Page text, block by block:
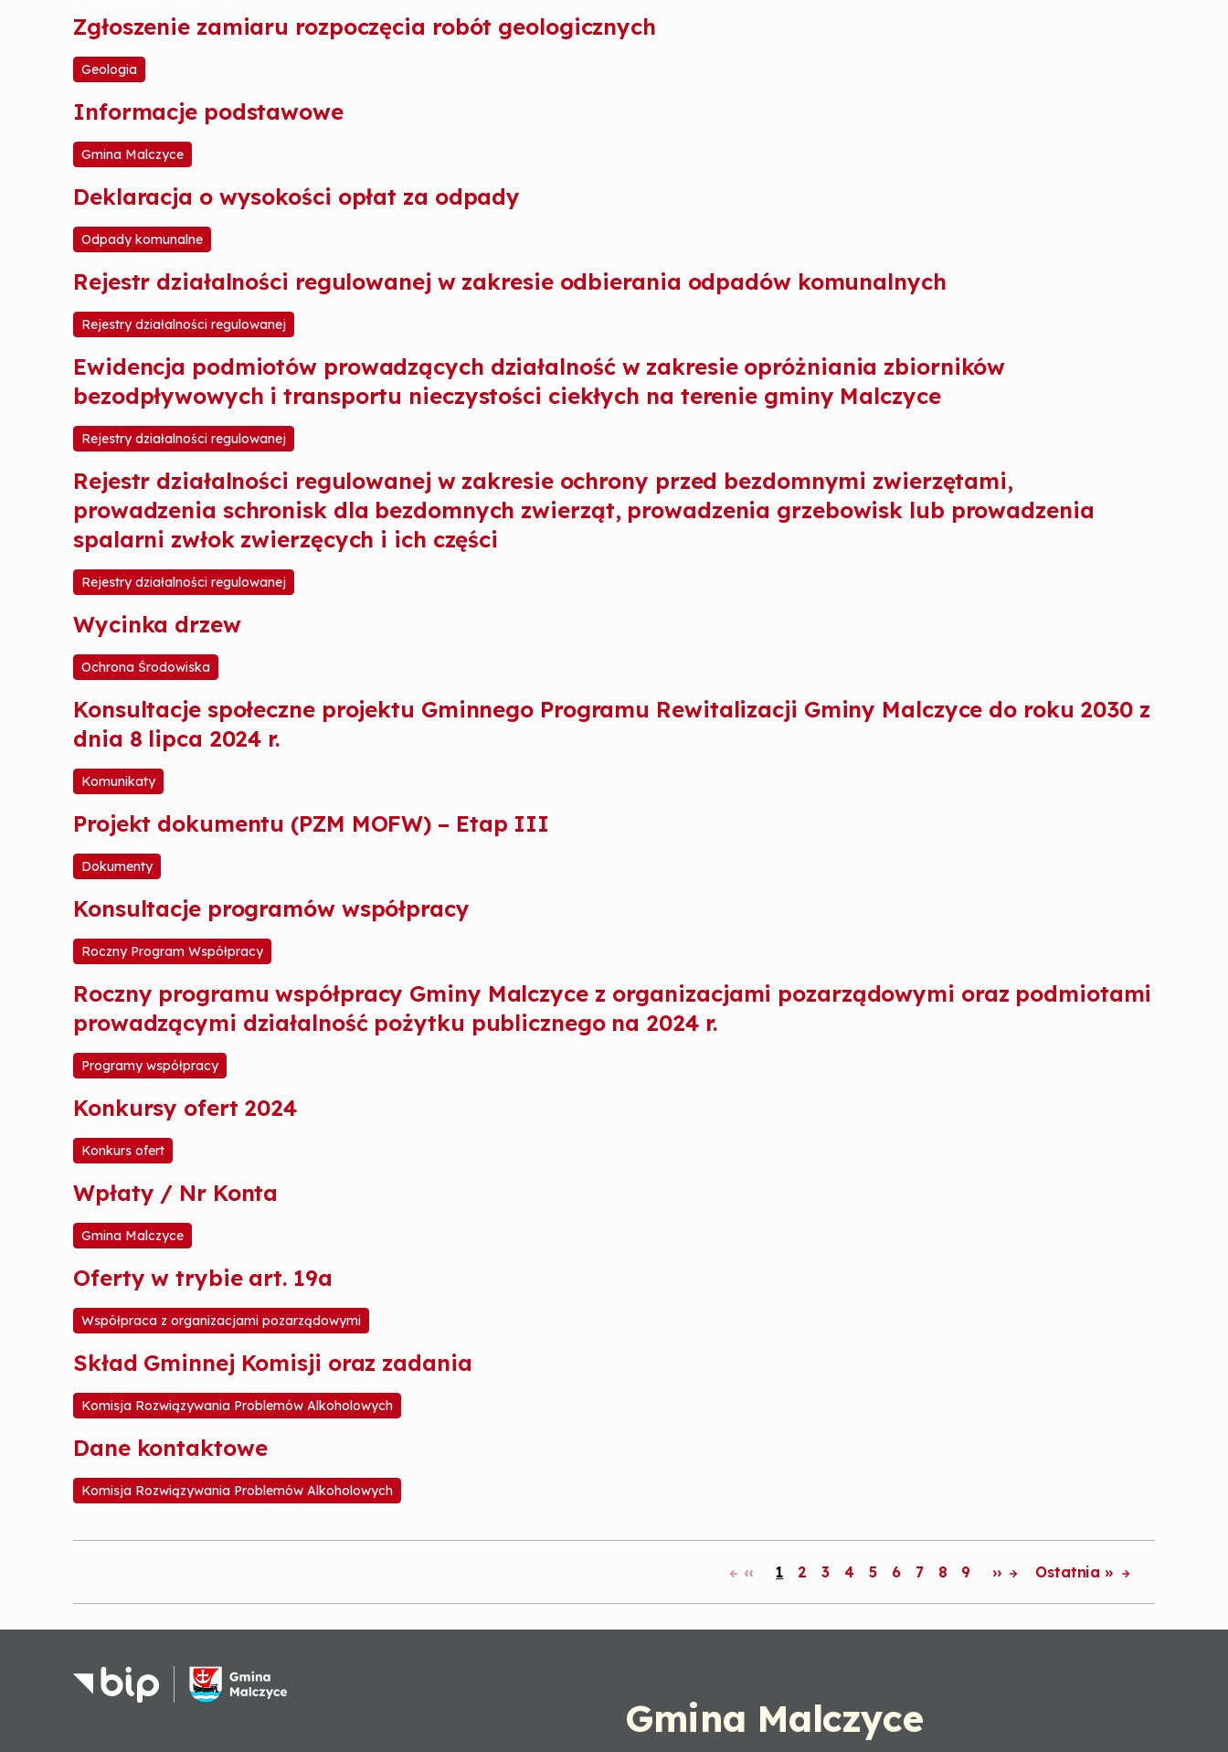
Zgłoszenie zamiaru rozpoczęcia robót geologicznych
Geologia
Informacje podstawowe
Gmina Malczyce
Deklaracja o wysokości opłat za odpady
Odpady komunalne
Rejestr działalności regulowanej w zakresie odbierania odpadów komunalnych
Rejestry działalności regulowanej
Ewidencja podmiotów prowadzących działalność w zakresie opróżniania zbiorników
bezodpływowych i transportu nieczystości ciekłych na terenie gminy Malczyce
Rejestry działalności regulowanej
Rejestr działalności regulowanej w zakresie ochrony przed bezdomnymi zwierzętami,
prowadzenia schronisk dla bezdomnych zwierząt, prowadzenia grzebowisk lub prowadzenia
spalarni zwłok zwierzęcych i ich części
Rejestry działalności regulowanej
Wycinka drzew
Ochrona Środowiska
Konsultacje społeczne projektu Gminnego Programu Rewitalizacji Gminy Malczyce do roku 2030 z
dnia 8 lipca 2024 r.
Komunikaty
Projekt dokumentu (PZM MOFW) – Etap III
Dokumenty
Konsultacje programów współpracy
Roczny Program Współpracy
Roczny programu współpracy Gminy Malczyce z organizacjami pozarządowymi oraz podmiotami
prowadzącymi działalność pożytku publicznego na 2024 r.
Programy współpracy
Konkursy ofert 2024
Konkurs ofert
Wpłaty / Nr Konta
Gmina Malczyce
Oferty w trybie art. 19a
Współpraca z organizacjami pozarządowymi
Skład Gminnej Komisji oraz zadania
Komisja Rozwiązywania Problemów Alkoholowych
Dane kontaktowe
Komisja Rozwiązywania Problemów Alkoholowych
‹‹ 1 2 3 4 5 6 7 8 9 ›› Ostatnia »
Gmina Malczyce